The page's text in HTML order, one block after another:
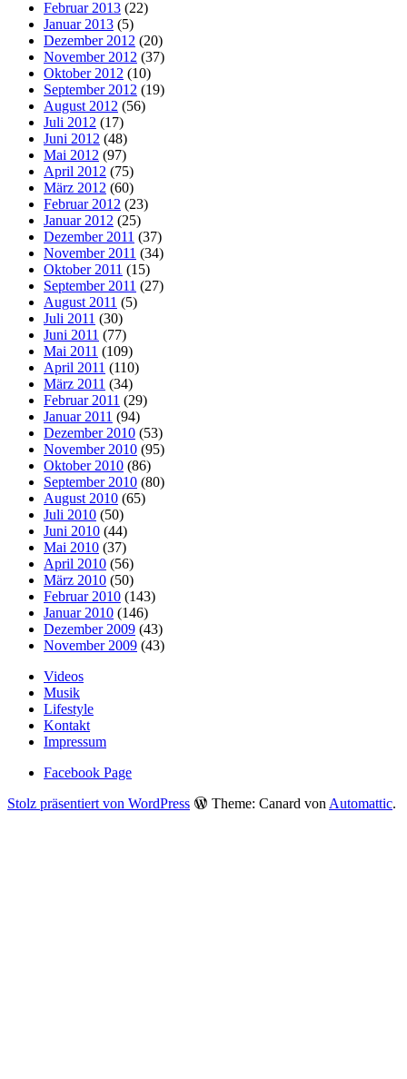
Februar 2013 (22)
Januar 2013 (5)
Dezember 2012 (20)
November 2012 (37)
Oktober 2012 (10)
September 2012 (19)
August 2012 (56)
Juli 2012 (17)
Juni 2012 (48)
Mai 2012 (97)
April 2012 (75)
März 2012 (60)
Februar 2012 (23)
Januar 2012 (25)
Dezember 2011 (37)
November 2011 (34)
Oktober 2011 (15)
September 2011 (27)
August 2011 (5)
Juli 2011 (30)
Juni 2011 (77)
Mai 2011 (109)
April 2011 (110)
März 2011 (34)
Februar 2011 (29)
Januar 2011 (94)
Dezember 2010 (53)
November 2010 (95)
Oktober 2010 (86)
September 2010 (80)
August 2010 (65)
Juli 2010 (50)
Juni 2010 (44)
Mai 2010 (37)
April 2010 (56)
März 2010 (50)
Februar 2010 (143)
Januar 2010 (146)
Dezember 2009 (43)
November 2009 (43)
Videos
Musik
Lifestyle
Kontakt
Impressum
Facebook Page
Stolz präsentiert von WordPress
Theme: Canard von Automattic.